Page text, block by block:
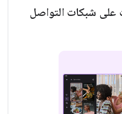
على شبكات التواصل